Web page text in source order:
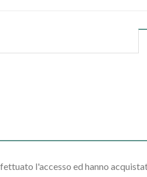
l'accesso ed hanno